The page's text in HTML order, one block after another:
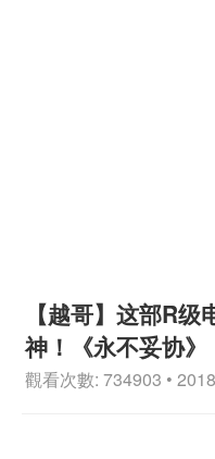
【越哥】这部R
神！《永不妥协》
觀看次數: 734903 •